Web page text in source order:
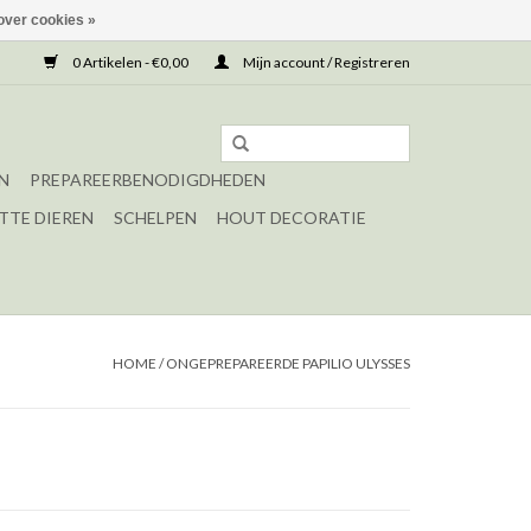
0 Artikelen - €0,00 Mijn account / Registreren
PREPAREERBENODIGDHEDEN
DIEREN SCHELPEN
HOUT DECORATIE
HOME /ONGEPREPAREERDE PAPILIO ULYSSES
cookies »